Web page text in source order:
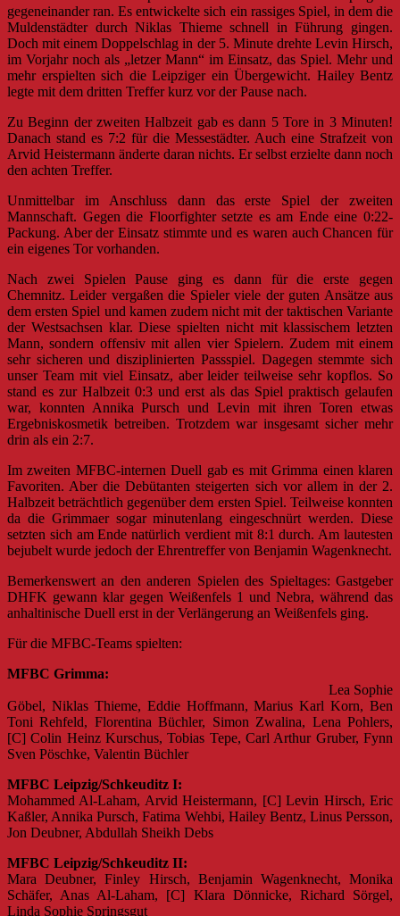
gegeneinander ran. Es entwickelte sich ein rassiges Spiel, in dem die
Muldenstädter durch Niklas Thieme schnell in Führung gingen.
Doch mit einem Doppelschlag in der 5. Minute drehte Levin Hirsch,
im Vorjahr noch als „letzer Mann“ im Einsatz, das Spiel. Mehr und
mehr erspielten sich die Leipziger ein Übergewicht. Hailey Bentz
legte mit dem dritten Treffer kurz vor der Pause nach.
Zu Beginn der zweiten Halbzeit gab es dann 5 Tore in 3 Minuten!
Danach stand es 7:2 für die Messestädter. Auch eine Strafzeit von
Arvid Heistermann änderte daran nichts. Er selbst erzielte dann noch
den achten Treffer.
Unmittelbar im Anschluss dann das erste Spiel der zweiten
Mannschaft. Gegen die Floorfighter setzte es am Ende eine 0:22-
Packung. Aber der Einsatz stimmte und es waren auch Chancen für
ein eigenes Tor vorhanden.
Nach zwei Spielen Pause ging es dann für die erste gegen
Chemnitz. Leider vergaßen die Spieler viele der guten Ansätze aus
dem ersten Spiel und kamen zudem nicht mit der taktischen Variante
der Westsachsen klar. Diese spielten nicht mit klassischem letzten
Mann, sondern offensiv mit allen vier Spielern. Zudem mit einem
sehr sicheren und disziplinierten Passspiel. Dagegen stemmte sich
unser Team mit viel Einsatz, aber leider teilweise sehr kopflos. So
stand es zur Halbzeit 0:3 und erst als das Spiel praktisch gelaufen
war, konnten Annika Pursch und Levin mit ihren Toren etwas
Ergebniskosmetik betreiben. Trotzdem war insgesamt sicher mehr
drin als ein 2:7.
Im zweiten MFBC-internen Duell gab es mit Grimma einen klaren
Favoriten. Aber die Debütanten steigerten sich vor allem in der 2.
Halbzeit beträchtlich gegenüber dem ersten Spiel. Teilweise konnten
da die Grimmaer sogar minutenlang eingeschnürt werden. Diese
setzten sich am Ende natürlich verdient mit 8:1 durch. Am lautesten
bejubelt wurde jedoch der Ehrentreffer von Benjamin Wagenknecht.
Bemerkenswert an den anderen Spielen des Spieltages: Gastgeber
DHFK gewann klar gegen Weißenfels 1 und Nebra, während das
anhaltinische Duell erst in der Verlängerung an Weißenfels ging.
Für die MFBC-Teams spielten:
MFBC Grimma:
Lea Sophie
Göbel, Niklas Thieme, Eddie Hoffmann, Marius Karl Korn, Ben
Toni Rehfeld, Florentina Büchler, Simon Zwalina, Lena Pohlers,
[C] Colin Heinz Kurschus, Tobias Tepe, Carl Arthur Gruber, Fynn
Sven Pöschke, Valentin Büchler
MFBC Leipzig/Schkeuditz I:
Mohammed Al-Laham, Arvid Heistermann, [C] Levin Hirsch, Eric
Kaßler, Annika Pursch, Fatima Wehbi, Hailey Bentz, Linus Persson,
Jon Deubner, Abdullah Sheikh Debs
MFBC Leipzig/Schkeuditz II:
Mara Deubner, Finley Hirsch, Benjamin Wagenknecht, Monika
Schäfer, Anas Al-Laham, [C] Klara Dönnicke, Richard Sörgel,
Linda Sophie Springsgut